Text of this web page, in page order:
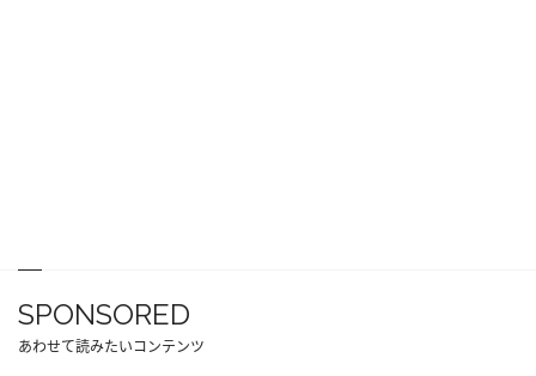
SPONSORED
あわせて読みたいコンテンツ